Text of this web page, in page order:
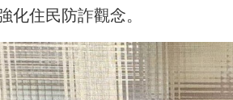
化住民防詐觀念。